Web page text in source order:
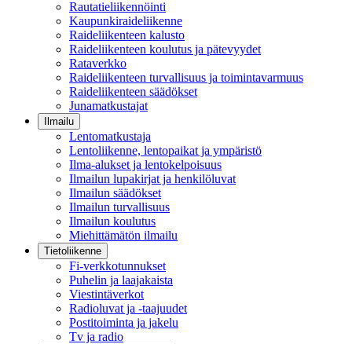
Rautatieliikennöinti
Kaupunkiraideliikenne
Raideliikenteen kalusto
Raideliikenteen koulutus ja pätevyydet
Rataverkko
Raideliikenteen turvallisuus ja toimintavarmuus
Raideliikenteen säädökset
Junamatkustajat
Ilmailu
Lentomatkustaja
Lentoliikenne, lentopaikat ja ympäristö
Ilma-alukset ja lentokelpoisuus
Ilmailun lupakirjat ja henkilöluvat
Ilmailun säädökset
Ilmailun turvallisuus
Ilmailun koulutus
Miehittämätön ilmailu
Tietoliikenne
Fi-verkkotunnukset
Puhelin ja laajakaista
Viestintäverkot
Radioluvat ja -taajuudet
Postitoiminta ja jakelu
Tv ja radio